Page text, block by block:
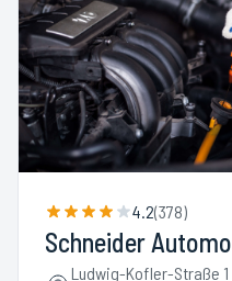
4.2(378)
Schneider
Ludwig-Kofler-Straße 1